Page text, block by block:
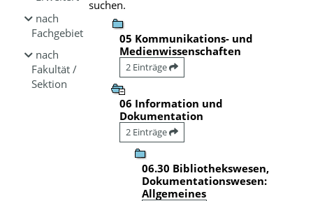
nach
Fachgebiet
nach
Fakultät /
Sektion
suchen.
05 Kommunikations- und
Medienwissenschaften
2 Einträge
06 Information und
Dokumentation
2 Einträge
06.30 Bibliothekswesen,
Dokumentationswesen:
Allgemeines